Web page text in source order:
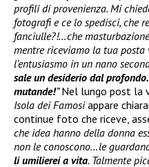
profili di provenienza. Mi
fotografi e ce lo spedisci, che
fanciulle?!…che
mentre riceviamo la tua posta
l’entusiasmo in un nano
sale un desiderio dal
mutande!”Nel lungo post la
Isola dei Famosiappare
continue foto che riceve,
che idea hanno della donna
non le conoscono…le
li umilierei a vita. Talmente